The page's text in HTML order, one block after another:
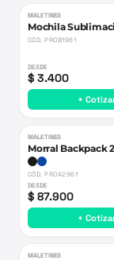
MALETINES
Mochila
CÓD.PROB1961
DESDE
$ 3.400
+
MALETINES
Morral Backpack
CÓD.PROA2961
DESDE
$ 87.900
+
MALETINES